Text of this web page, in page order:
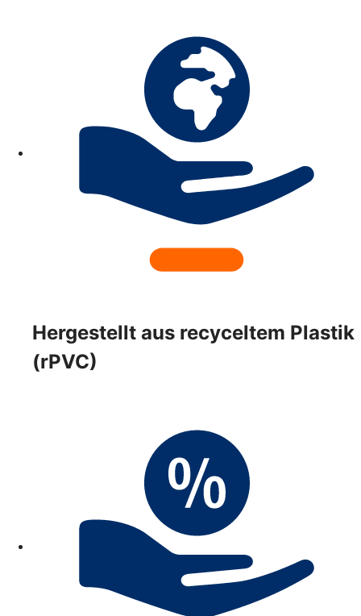
Hergestellt aus recyceltem Plastik
(rPVC)